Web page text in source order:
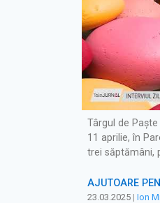
Târgul de
11 aprilie, în
trei săptămâni,
AJUTOARE
23.03.2025 | Ion